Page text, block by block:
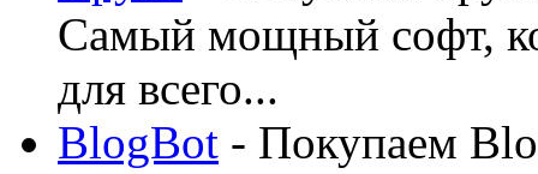
Самый мощный софт,
для всего...
BlogBot - Покупаем